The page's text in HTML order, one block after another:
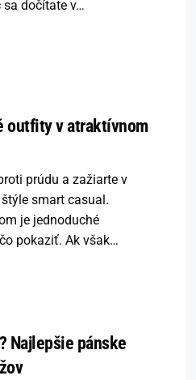
sa dočítate v…
outfity v atraktívnom
prúdu a zažiarte v
smart casual.
je jednoduché
pokaziť. Ak však…
Najlepšie pánske